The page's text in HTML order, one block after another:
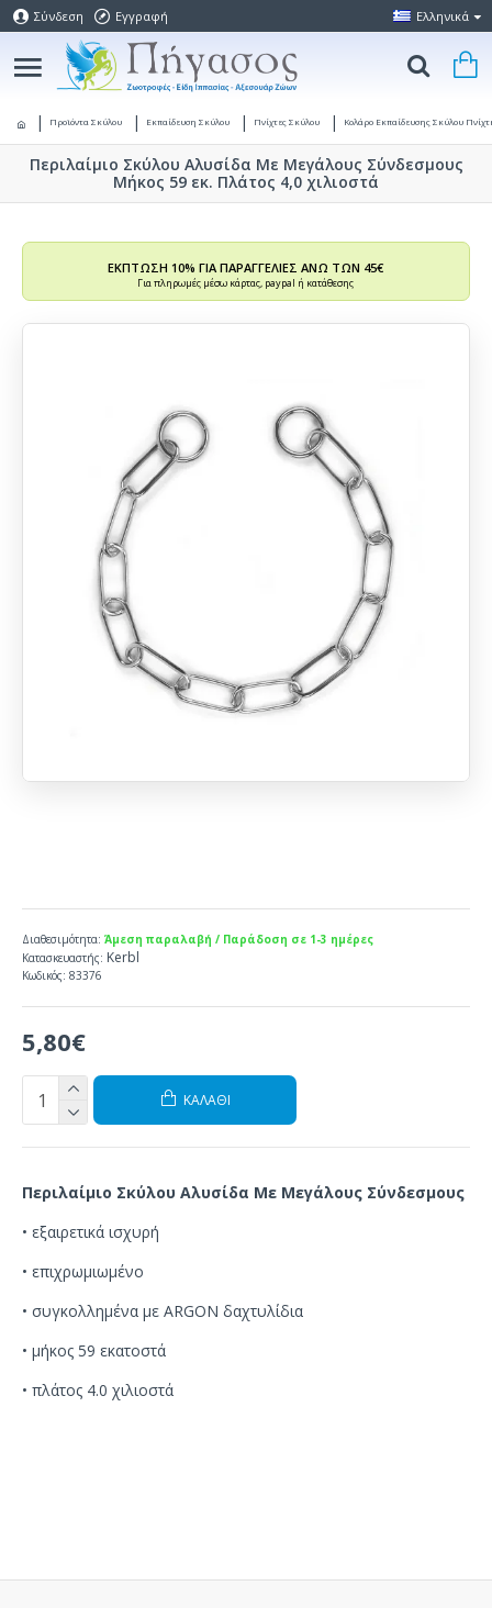
Σύνδεση Εγγραφή Ελληνικά
Προϊόντα Σκύλου Εκπαίδευση Σκύλου Πνίχτες Σκύλου Κολάρο Εκπαίδευσης Σκύλου
Περιλαίμιο Σκύλου Αλυσίδα Με Μεγάλους Σύνδεσμους
Μήκος 59 εκ. Πλάτος 4,0 χιλιοστά
ΕΚΠΤΩΣΗ 10% ΓΙΑ ΠΑΡΑΓΓΕΛΙΕΣ ΑΝΩ ΤΩΝ 45€
Για πληρωμές μέσω κάρτας, paypal ή κατάθεσης
5,80€
Διαθεσιμότητα: Άμεση παραλαβή / Παράδοση σε 1-3 ημέρες
Κατασκευαστής: Kerbl
Κωδικός: 83376
ΚΑΛΆΘΙ
Περιλαίμιο Σκύλου Αλυσίδα Με Μεγάλους Σύνδεσμους
• εξαιρετικά ισχυρή
• επιχρωμιωμένο
• συγκολλημένα με ARGON δαχτυλίδια
• μήκος 59 εκατοστά
• πλάτος 4.0 χιλιοστά